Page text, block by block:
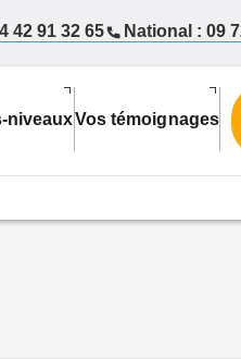
42 91 32 65 National : 09
niveauxVos témoignages